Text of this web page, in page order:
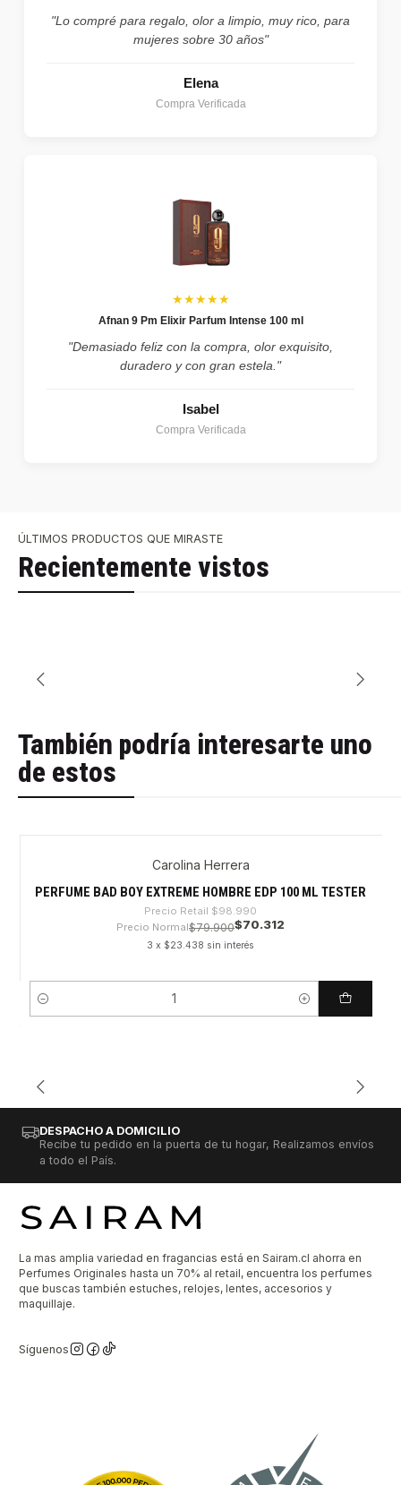
"Lo compré para regalo, olor a limpio, muy rico, para
mujeres sobre 30 años"
Elena
Compra Verificada
★★★★★
Afnan 9 Pm Elixir Parfum Intense 100 ml
"Demasiado feliz con la compra, olor exquisito,
duradero y con gran estela."
Isabel
Compra Verificada
ÚLTIMOS PRODUCTOS QUE MIRASTE
Recientemente vistos
También podría interesarte uno
de estos
Carolina Herrera
PERFUME BAD BOY EXTREME HOMBRE EDP 100 ML TESTER
Precio Retail $98.990
Precio Normal$79.900$70.312
3 x $23.438 sin interés
Cantidad
DESPACHO A DOMICILIO
Recibe tu pedido en la puerta de tu hogar, Realizamos envíos
a todo el País.
La mas amplia variedad en fragancias está en Sairam.cl ahorra en
Perfumes Originales hasta un 70% al retail, encuentra los perfumes
que buscas también estuches, relojes, lentes, accesorios y
maquillaje.
Síguenos